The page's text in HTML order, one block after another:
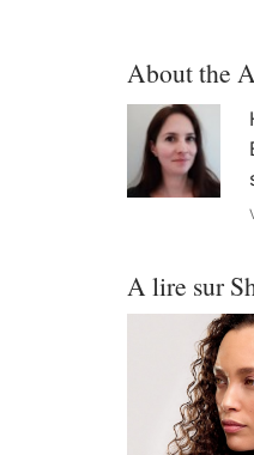
About the
A lire sur